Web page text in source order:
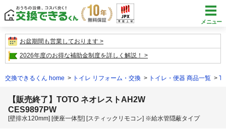
メニュー
お盆期間も営業しております
2026年度のお得な補助金制度を詳しく解説！
交換できるくん home トイレ リフォーム・交換 トイレ・便器 商品一覧
【販売終了】TOTO ネオレストAH2W
CES9897PW
[壁排水120mm] [便座一体型] [スティックリモコン] ※給水管隠蔽タイプ